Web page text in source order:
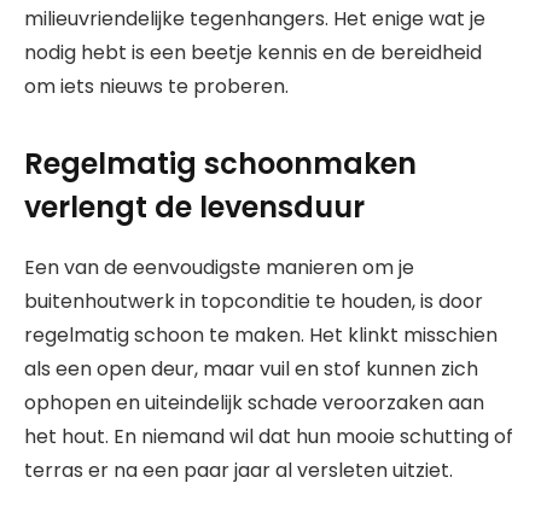
milieuvriendelijke tegenhangers. Het enige wat je
nodig hebt is een beetje kennis en de bereidheid
om iets nieuws te proberen.
Regelmatig schoonmaken
verlengt de levensduur
Een van de eenvoudigste manieren om je
buitenhoutwerk in topconditie te houden, is door
regelmatig schoon te maken. Het klinkt misschien
als een open deur, maar vuil en stof kunnen zich
ophopen en uiteindelijk schade veroorzaken aan
het hout. En niemand wil dat hun mooie schutting of
terras er na een paar jaar al versleten uitziet.